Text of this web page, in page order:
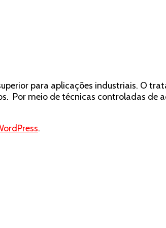
para aplicações industriais. O
Por meio de técnicas controladas de
.